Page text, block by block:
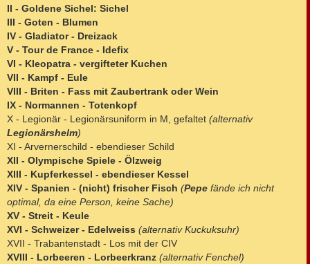
II - Goldene Sichel: Sichel
III - Goten - Blumen
IV - Gladiator - Dreizack
V - Tour de France - Idefix
VI - Kleopatra - vergifteter Kuchen
VII - Kampf - Eule
VIII - Briten - Fass mit Zaubertrank oder Wein
IX - Normannen - Totenkopf
X - Legionär - Legionärsuniform in M, gefaltet (alternativ
Legionärshelm)
XI - Arvernerschild - ebendieser Schild
XII - Olympische Spiele - Ölzweig
XIII - Kupferkessel - ebendieser Kessel
XIV - Spanien - (nicht) frischer Fisch (Pepe fände ich nicht
optimal, da eine Person, keine Sache)
XV - Streit - Keule
XVI - Schweizer - Edelweiss (alternativ Kuckuksuhr)
XVII - Trabantenstadt - Los mit der CIV
XVIII - Lorbeeren - Lorbeerkranz (alternativ Fenchel)